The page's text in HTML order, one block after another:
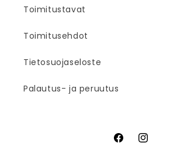
Toimitustavat
Toimitusehdot
Tietosuojaseloste
Palautus- ja peruutus